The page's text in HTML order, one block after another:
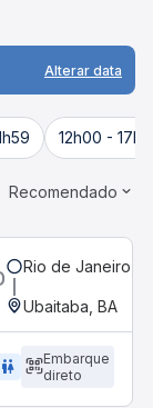
Alterar data
12h00 -
Recomendado
Rio de Janeiro,
Ubaitaba, BA
wc
Embarque
direto